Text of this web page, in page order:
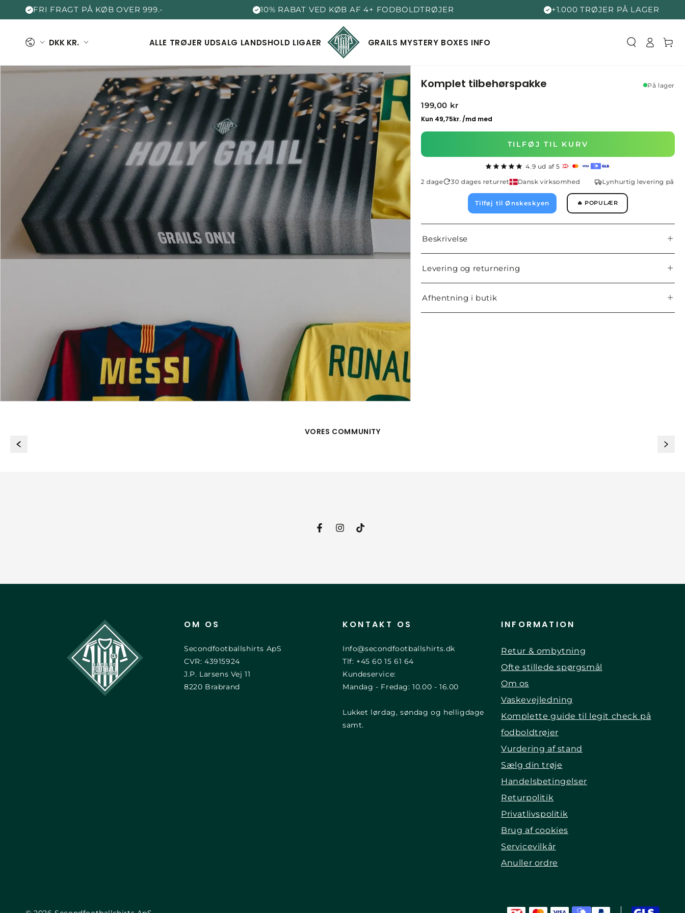
FRI FRAGT PÅ KØB OVER 999.- 10% RABAT VED KØB AF 4+ FODBOLDTRØJER +1.000 TRØJER PÅ LAGER
Sprog Land
DKK KR. ALLE TRØJER UDSALG LANDSHOLD LIGAER GRAILS MYSTERY BOXES INFO
ind
Kurv
Komplet tilbehørspakke På lager
199,00 kr
TILFØJ TIL KURV
4.9 ud af 5
Lynhurtig levering på 1-2 dage
30 dages returret Dansk virksomhed Lynhurtig levering på 1-2
Tilføj til Ønskeskyen 🔥 POPULÆR
Beskrivelse
Levering og returnering
Afhentning i butik
VORES COMMUNITY
FacebookInstagram
TikTok
OM OS
Secondfootballshirts ApS
CVR: 43915924
J.P. Larsens Vej 11
8220 Brabrand
KONTAKT OS
Info@secondfootballshirts.dk
Tlf: +45 60 15 61 64
Kundeservice:
Mandag - Fredag: 10.00 - 16.00
Lukket lørdag, søndag og helligdage
samt.
INFORMATION
Retur & ombytning
Ofte stillede spørgsmål
Om os
Vaskevejledning
Komplette guide til legit check på
fodboldtrøjer
Vurdering af stand
Sælg din trøje
Handelsbetingelser
Returpolitik
Privatlivspolitik
Brug af cookies
Servicevilkår
Anuller ordre